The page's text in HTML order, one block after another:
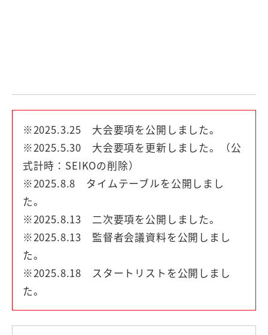
※2025.3.25 大会要項を公開しました。
※2025.5.30 大会要項を更新しました。（公
式計時：SEIKOの削除）
※2025.8.8 タイムテーブルを公開しまし
た。
※2025.8.13 二次要項を公開しました。
※2025.8.13 監督者会議資料を公開しまし
た。
※2025.8.18 スタートリストを公開しまし
た。